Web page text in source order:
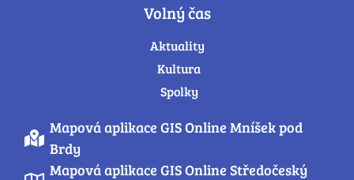
Volný čas
Aktuality
Kultura
Spolky
Mapová aplikace GIS Online Mníšek pod
Brdy
Mapová aplikace GIS Online Středočeský